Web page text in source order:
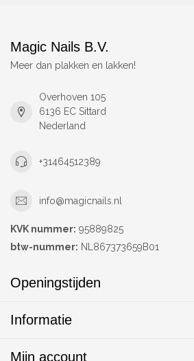
Magic Nails B.V.
Meer dan plakken en lakken!
Overhoven 105
6136 EC Sittard
Nederland
+31464512389
info@magicnails.nl
KVK nummer: 95889825
btw-nummer: NL867373659B01
Openingstijden
Informatie
Mijn account